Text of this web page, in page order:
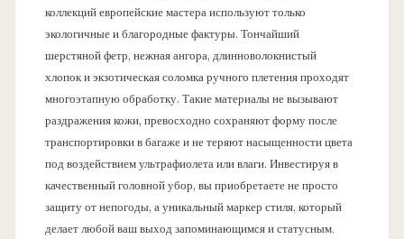
коллекций европейские мастера используют только
экологичные и благородные фактуры. Тончайший
шерстяной фетр, нежная ангора, длинноволокнистый
хлопок и экзотическая соломка ручного плетения проходят
многоэтапную обработку. Такие материалы не вызывают
раздражения кожи, превосходно сохраняют форму после
транспортировки в багаже и не теряют насыщенности цвета
под воздействием ультрафиолета или влаги. Инвестируя в
качественный головной убор, вы приобретаете не просто
защиту от непогоды, а уникальный маркер стиля, который
делает любой ваш выход запоминающимся и статусным.